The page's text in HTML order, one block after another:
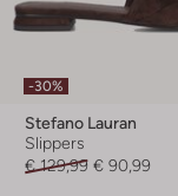
-30%
Stefano Lauran
Slippers
€ 129,99 € 90,99